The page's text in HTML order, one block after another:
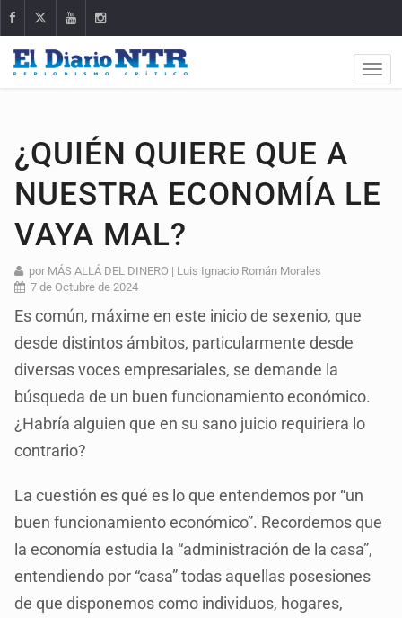
¿QUIÉN QUIERE QUE A
NUESTRA ECONOMÍA LE
VAYA MAL?
por MÁS ALLÁ DEL DINERO | Luis Ignacio Román Morales
7 de Octubre de 2024
Es común, máxime en este inicio de sexenio, que
desde distintos ámbitos, particularmente desde
diversas voces empresariales, se demande la
búsqueda de un buen funcionamiento económico.
¿Habría alguien que en su sano juicio requiriera lo
contrario?
La cuestión es qué es lo que entendemos por “un
buen funcionamiento económico”. Recordemos que
la economía estudia la “administración de la casa”,
entendiendo por “casa” todas aquellas posesiones
de que disponemos como individuos, hogares,